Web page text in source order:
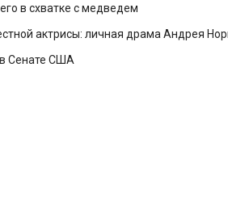
в схватке с медведем
актрисы: личная драма Андрея
Сенате США